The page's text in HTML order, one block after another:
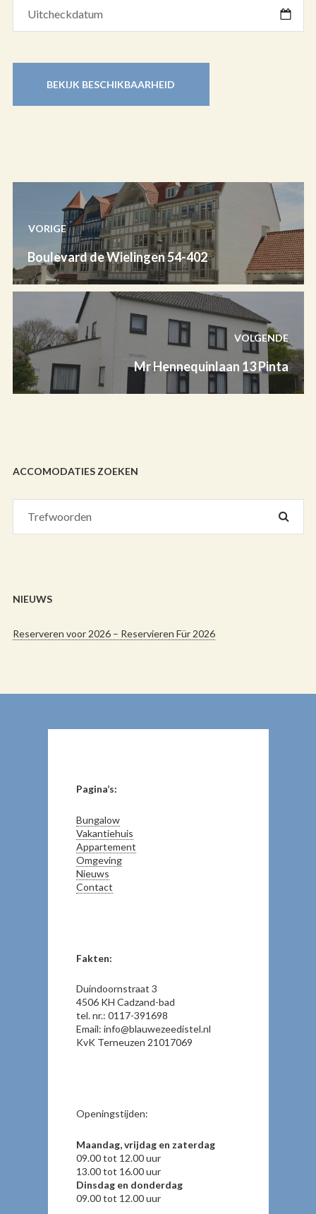
VORIGE
Boulevard de Wielingen 54-402
VOLGENDE
Mr Hennequinlaan 13 Pinta
ACCOMODATIES ZOEKEN
NIEUWS
Reserveren voor 2026 – Reservieren Für 2026
Pagina’s:
Bungalow
Vakantiehuis
Appartement
Omgeving
Nieuws
Contact
Fakten:
Duindoornstraat 3
4506 KH Cadzand-bad
tel. nr.: 0117-391698
Email: info@blauwezeedistel.nl
KvK Terneuzen 21017069
Openingstijden:
Maandag, vrijdag en zaterdag
09.00 tot 12.00 uur
13.00 tot 16.00 uur
Dinsdag en donderdag
09.00 tot 12.00 uur